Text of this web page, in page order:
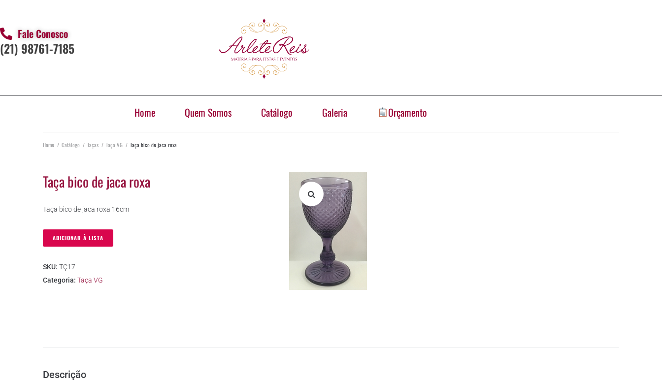
Fale Conosco
(21) 98761-7185
Home Quem Somos Catálogo Galeria Orçamento
Home / Catálogo / Taças / Taça VG / Taça bico de jaca roxa
Taça bico de jaca roxa
Taça bico de jaca roxa 16cm
ADICIONAR À LISTA
SKU: TÇ17
Categoria: Taça VG
Descrição